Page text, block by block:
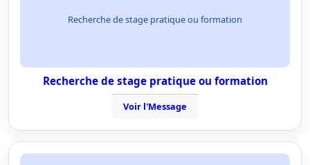
Recherche de stage pratique ou formation
Recherche de stage pratique ou formation
Voir l'Message